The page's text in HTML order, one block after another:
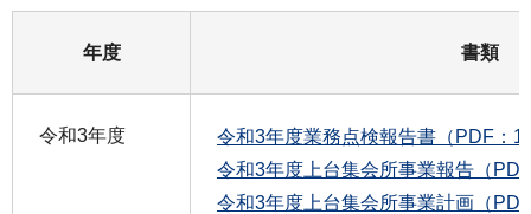
年度 書類
令和3年度
令和3年度業務点検報告書（PDF：
令和3年度上台集会所事業報告（
令和3年度上台集会所事業計画（